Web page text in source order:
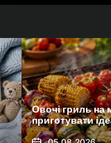
Чи можна
суботу: що